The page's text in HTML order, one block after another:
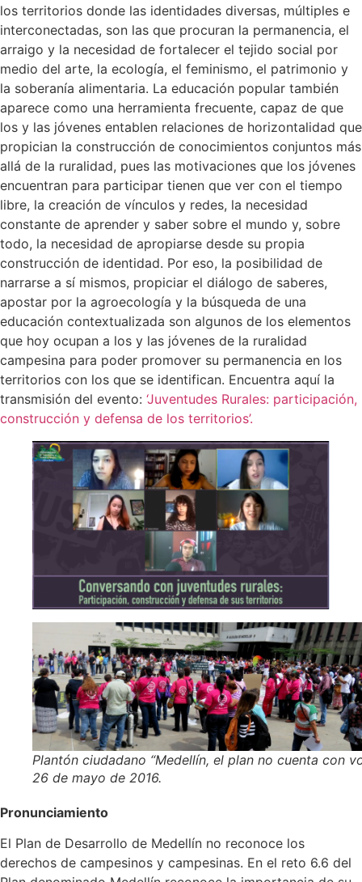
los territorios donde las identidades diversas, múltiples e
interconectadas, son las que procuran la permanencia, el
arraigo y la necesidad de fortalecer el tejido social por
medio del arte, la ecología, el feminismo, el patrimonio y
la soberanía alimentaria. La educación popular también
aparece como una herramienta frecuente, capaz de que
los y las jóvenes entablen relaciones de horizontalidad que
propician la construcción de conocimientos conjuntos más
allá de la ruralidad, pues las motivaciones que los jóvenes
encuentran para participar tienen que ver con el tiempo
libre, la creación de vínculos y redes, la necesidad
constante de aprender y saber sobre el mundo y, sobre
todo, la necesidad de apropiarse desde su propia
construcción de identidad. Por eso, la posibilidad de
narrarse a sí mismos, propiciar el diálogo de saberes,
apostar por la agroecología y la búsqueda de una
educación contextualizada son algunos de los elementos
que hoy ocupan a los y las jóvenes de la ruralidad
campesina para poder promover su permanencia en los
territorios con los que se identifican. Encuentra aquí la
transmisión del evento: ‘Juventudes Rurales: participación,
construcción y defensa de los territorios’.
Plantón ciudadano “Medellín, el plan no cuenta con
26 de mayo de 2016.
Pronunciamiento
El Plan de Desarrollo de Medellín no reconoce los
derechos de campesinos y campesinas. En el reto 6.6 del